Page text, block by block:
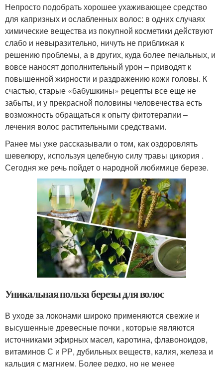
Непросто подобрать хорошее ухаживающее средство
для капризных и ослабленных волос: в одних случаях
химические вещества из покупной косметики действуют
слабо и невыразительно, ничуть не приближая к
решению проблемы, а в других, куда более печальных, и
вовсе наносят дополнительный урон – приводят к
повышенной жирности и раздражению кожи головы. К
счастью, старые «бабушкины» рецепты все еще не
забыты, и у прекрасной половины человечества есть
возможность обращаться к опыту фитотерапии –
лечения волос растительными средствами.
Ранее мы уже рассказывали о том, как оздоровлять
шевелюру, используя целебную силу травы цикория .
Сегодня же речь пойдет о народной любимице березе.
Уникальная польза березы для волос
В уходе за локонами широко применяются свежие и
высушенные древесные почки , которые являются
источниками эфирных масел, каротина, флавоноидов,
витаминов С и РР, дубильных веществ, калия, железа и
кальция с магнием. Более редко, но не менее